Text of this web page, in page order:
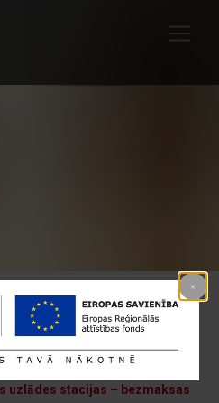
uzlādes stacijas – bezmaksas